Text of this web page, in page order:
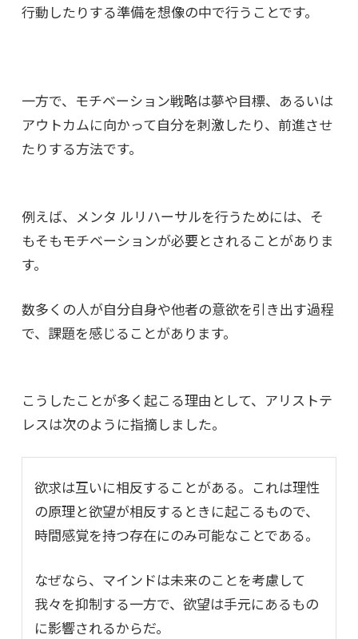
行動したりする準備を想像の中で行うことです。
一方で、モチベーション戦略は夢や目標、あるいは
アウトカムに向かって自分を刺激したり、前進させ
たりする方法です。
例えば、メンタ ルリハーサルを行うためには、そ
もそもモチベーションが必要とされることがありま
す。
数多くの人が自分自身や他者の意欲を引き出す過程
で、課題を感じることがあります。
こうしたことが多く起こる理由として、アリストテ
レスは次のように指摘しました。
欲求は互いに相反することがある。これは理性
の原理と欲望が相反するときに起こるもので、
時間感覚を持つ存在にのみ可能なことである。
なぜなら、マインドは未来のことを考慮して
我々を抑制する一方で、欲望は手元にあるもの
に影響されるからだ。